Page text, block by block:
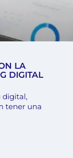
LA
DIGITAL
digital,
tener una